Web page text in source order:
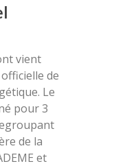
vient
de
Le
pour 3
de la
et